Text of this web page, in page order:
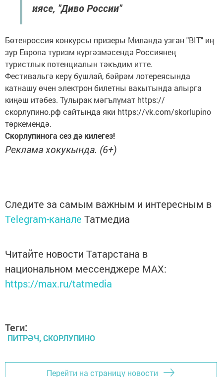
иясе, "Диво России"
Бөтенроссия конкурсы призеры Миланда узган "BIT" иң
зур Европа туризм күргәзмәсендә Россиянең
туристлык потенциалын тәкъдим итте.
Фестивальгә керү бушлай, бәйрәм лотереясында
катнашу өчен электрон билетны вакытында алырга
киңәш итәбез. Тулырак мәгълүмат https://
скорлупино.рф сайтында яки https://vk.com/skorlupino
төркемендә.
Скорлупинога сез дә килегез!
Реклама хокукында. (6+)
Следите за самым важным и интересным в
Telegram-канале Татмедиа
Читайте новости Татарстана в
национальном мессенджере MАХ:
https://max.ru/tatmedia
Теги:
ПИТРӘЧ, СКОРЛУПИНО
Перейти на страницу новости